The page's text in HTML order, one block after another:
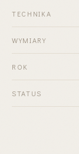
TECHNIKA
WYMIARY
ROK
STATUS